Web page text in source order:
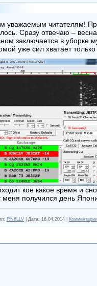
уважаемым читателям!
Сразу отвечаю –
заключается в
уже сил хватает
кое какое время и
меня получился день
RN6LLV Дата: 16.04.2014